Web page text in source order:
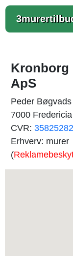
Kronborg
ApS
Peder
7000 Fredericia
CVR: 35825282
Erhverv: murer
(